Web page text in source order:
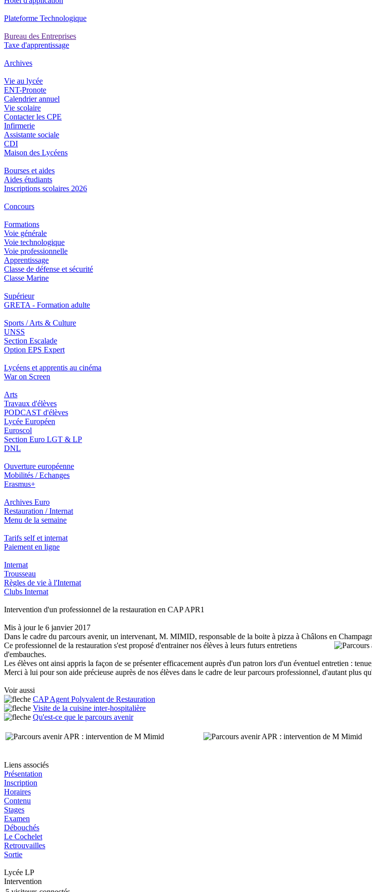
Plateforme Technologique
Bureau des Entreprises
Taxe d'apprentissage
Archives
Vie au lycée
ENT-Pronote
Calendrier annuel
Vie scolaire
Contacter les CPE
Infirmerie
Assistante sociale
CDI
Maison des Lycéens
Bourses et aides
Aides étudiants
Inscriptions scolaires 2026
Concours
Formations
Voie générale
Voie technologique
Voie professionnelle
Apprentissage
Classe de défense et sécurité
Classe Marine
Supérieur
GRETA - Formation adulte
Sports / Arts & Culture
UNSS
Section Escalade
Option EPS Expert
Lycéens et apprentis au cinéma
War on Screen
Arts
Travaux d'élèves
PODCAST d'élèves
Lycée Européen
Euroscol
Section Euro LGT & LP
DNL
Ouverture européenne
Mobilités / Echanges
Erasmus+
Archives Euro
Restauration / Internat
Menu de la semaine
Tarifs self et internat
Paiement en ligne
Internat
Trousseau
Règles de vie à l'Internat
Clubs Internat
Intervention d'un professionnel de la restauration en CAP APR1
Mis à jour le 6 janvier 2017
Dans le cadre du parcours avenir, un intervenant, M. MIMID, responsable de la boite à pizza à Châlons en
Ce professionnel de la restauration s'est proposé d'entrainer nos élèves à leurs futurs entretiens
d'embauches.
Les élèves ont ainsi appris la façon de se présenter efficacement auprès d'un patron lors d'un éventuel entretien :
Merci à lui pour son aide précieuse auprès de nos élèves dans le cadre de leur parcours professionnel, d'autant plus
Voir aussi
CAP Agent Polyvalent de Restauration
Visite de la cuisine inter-hospitalière
Qu'est-ce que le parcours avenir
Liens associés
Présentation
Inscription
Horaires
Contenu
Stages
Examen
Débouchés
Le Cochelet
Retrouvailles
Sortie
Lycée LP
Intervention